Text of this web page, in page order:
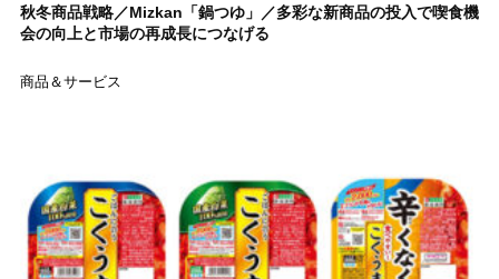
秋冬商品戦略／Mizkan「鍋つゆ」／多彩な新商品の投入で喫食機
会の向上と市場の再成長につなげる
商品＆サービス